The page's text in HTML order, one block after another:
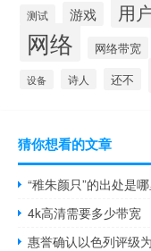
测试 游戏 用
网络 网络带宽
设备 诗人 还不
猜你想看的文章
“稚朱颜只”的出处是
4k高清需要多少带宽
惠誉确认以色列评级